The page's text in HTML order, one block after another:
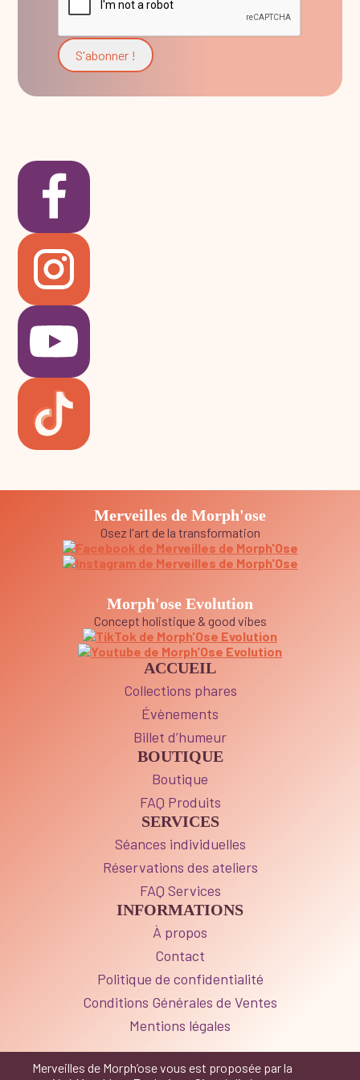
Merveilles de Morph'ose
Osez l'art de la transformation
Morph'ose Evolution
Concept holistique & good vibes
ACCUEIL
Collections phares
Évènements
Billet d’humeur
BOUTIQUE
Boutique
FAQ Produits
SERVICES
Séances individuelles
Réservations des ateliers
FAQ Services
INFORMATIONS
À propos
Contact
Politique de confidentialité
Conditions Générales de Ventes
Mentions légales
Merveilles de Morph’ose vous est proposée par la